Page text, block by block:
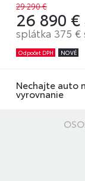
29 290 €
26 890 €
splátka 375 €
Odpočet DPH NOVÉ
Nechajte auto
vyrovnanie